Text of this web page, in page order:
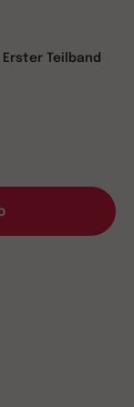
Teilband